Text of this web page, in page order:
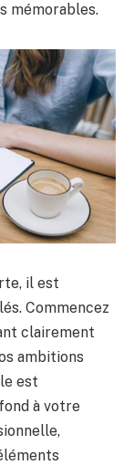
mémorables.
il est
Commencez
clairement
ambitions
est
à votre